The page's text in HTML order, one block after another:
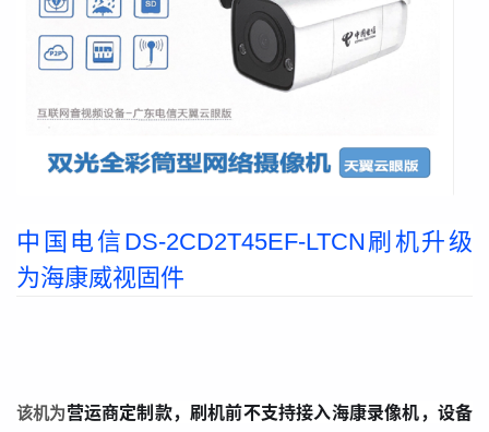
中国电信DS-2CD2T45EF-LTCN刷机升级
为海康威视固件
该机为营运商定制款，刷机前不支持接入海康录像机，设备